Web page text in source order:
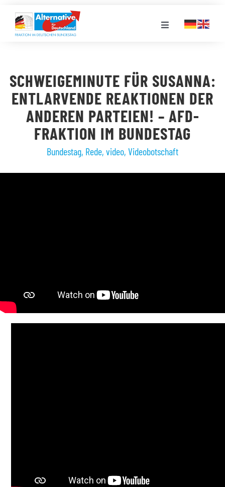
Inhalt
springen
Toggle
LANDESGRUPPEN
VERANSTALTUNGEN
SCHWEIGEMINUTE FÜR SUSANNA:
ENTLARVENDE REAKTIONEN DER
ANDEREN PARTEIEN! – AFD-
FRAKTION IM BUNDESTAG
Bundestag, Rede, video, Videobotschaft